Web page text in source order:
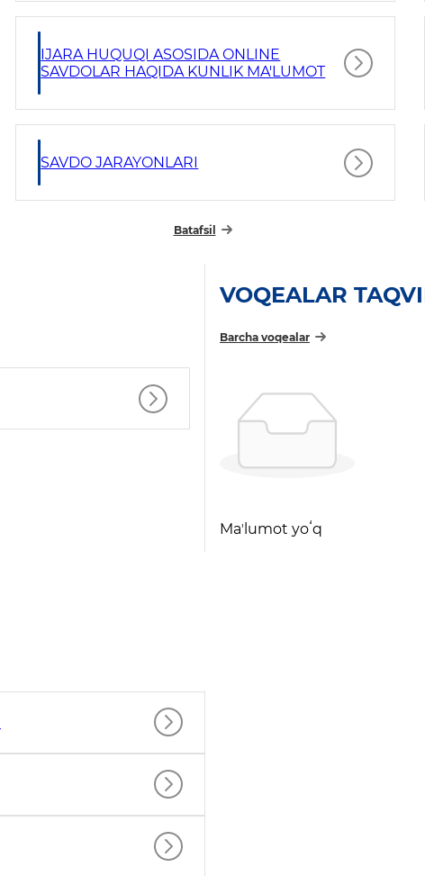
IJARA HUQUQI ASOSIDA ONLINE
SAVDOLAR HAQIDA KUNLIK MA'LUMOT
SAVDO JARAYONLARI
Batafsil
VOQEALAR
Barcha voqealar
Maʼlumot yoʻq